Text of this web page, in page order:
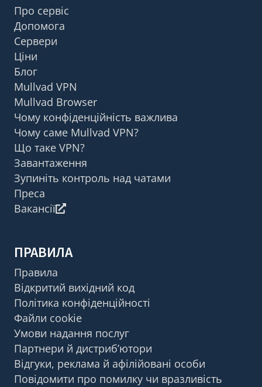
Про сервіс
Допомога
Сервери
Ціни
Блог
Mullvad VPN
Mullvad Browser
Чому конфіденційність важлива
Чому саме Mullvad VPN?
Що таке VPN?
Завантаження
Зупиніть контроль над чатами
Преса
Вакансії
ПРАВИЛА
Правила
Відкритий вихідний код
Політика конфіденційності
Файли cookie
Умови надання послуг
Партнери й дистриб’ютори
Відгуки, реклама й афілійовані особи
Повідомити про помилку чи вразливість